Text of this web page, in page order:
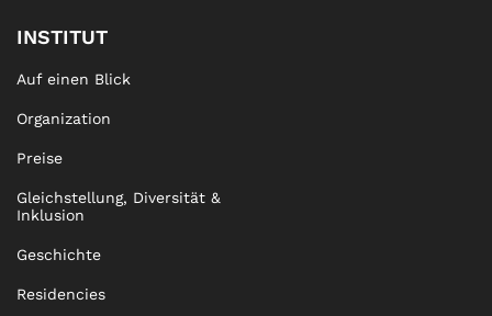
INSTITUT
Auf einen Blick
Organization
Preise
Gleichstellung, Diversität &
Inklusion
Geschichte
Residencies